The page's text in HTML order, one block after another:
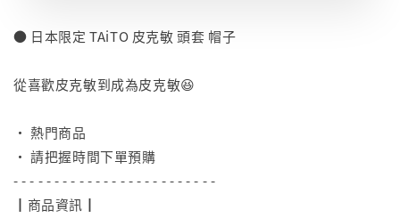
● 日本限定 TAiTO 皮克敏 頭套 帽子
從喜歡皮克敏到成為皮克敏😆
• 熱門商品
• 請把握時間下單預購
- - - - - - - - - - - - - - - - - - - - - - - - -
┃商品資訊┃